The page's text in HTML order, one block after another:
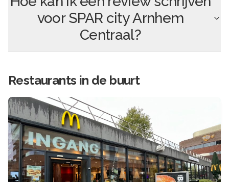
voorSPAR city Arnhem
Centraal?
Restaurants in de buurt